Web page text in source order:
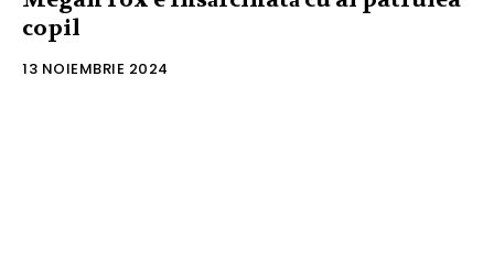
copil
13 NOIEMBRIE 2024